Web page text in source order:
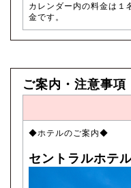
カレンダー内の料金は１
金です。
ご案内・注意事項
◆ホテルのご案内◆
セントラルホテ